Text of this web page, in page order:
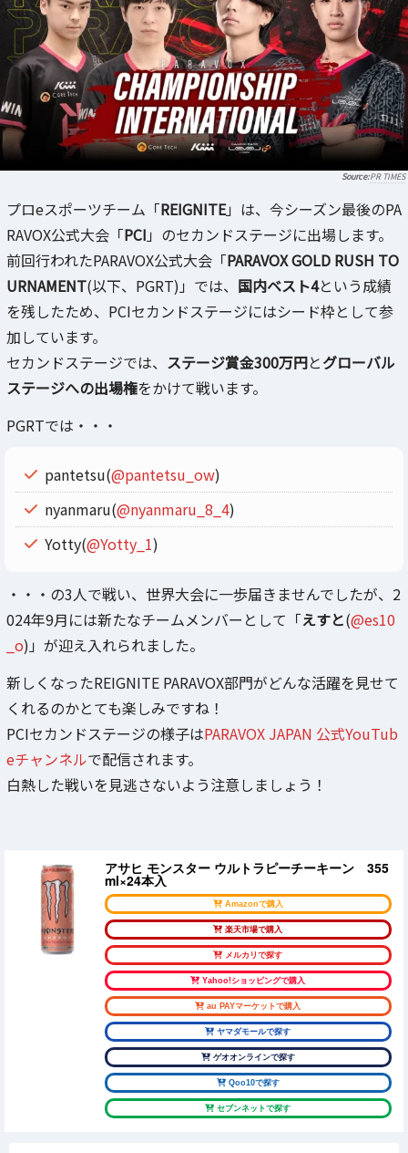
PR TIMES
プロeスポーツチーム「REIGNITE」は、今シーズン最後のPA
RAVOX公式大会「PCI 」のセカンドステージに出場します。
前回行われたPARAVOX公式大会「PARAVOX GOLD RUSH TO
URNAMENT(以下、PGRT)」では、 国内ベスト4という成績
を残したため、PCIセカンドステージにはシード枠として参
加しています。
セカンドステージでは、 ステージ賞金300万円とグローバル
ステージへの出場権をかけて戦います。
PGRTでは・・・
pantetsu(@pantetsu_ow)
nyanmaru(@nyanmaru_8_4)
Yotty(@Yotty_1)
・・・の3人で戦い、世界大会に一歩届きませんでしたが、2
024年9月には新たなチームメンバーとして「えすと(@es10
_o)」が迎え入れられました。
新しくなったREIGNITE PARAVOX部門がどんな活躍を見せて
くれるのかとても楽しみですね！
PCIセカンドステージの様子はPARAVOX JAPAN 公式YouTub
eチャンネルで配信されます。
白熱した戦いを見逃さないよう注意しましょう！
アサヒ モンスター ウルトラピーチーキーン 355
ml×24本入
Amazonで購入
楽天市場で購入
メルカリで探す
Yahoo!ショッピングで購入
au PAYマーケットで購入
ヤマダモールで探す
ゲオオンラインで探す
Qoo10で探す
セブンネットで探す